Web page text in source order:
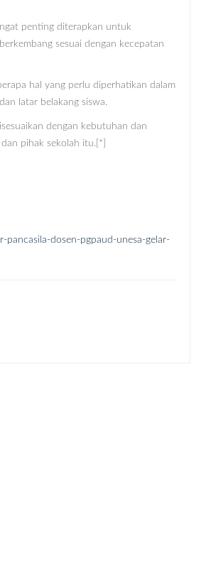
penting diterapkan untuk
sesuai dengan kecepatan
hal yang perlu diperhatikan dalam
latar belakang siswa.
dengan kebutuhan dan
pihak sekolah itu.[*]
dosen-pgpaud-unesa-gelar-